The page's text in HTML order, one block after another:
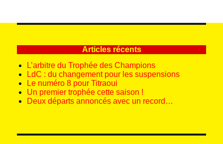
Articles récents
L’arbitre du Trophée des Champions
LdC : du changement pour les suspensions
Le numéro 8 pour Titraoui
Un premier trophée cette saison !
Deux départs annoncés avec un record…